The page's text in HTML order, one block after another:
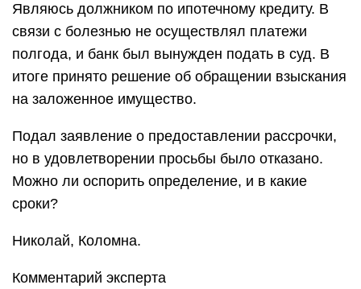
Являюсь должником по ипотечному кредиту. В
связи с болезнью не осуществлял платежи
полгода, и банк был вынужден подать в суд. В
итоге принято решение об обращении взыскания
на заложенное имущество.
Подал заявление о предоставлении рассрочки,
но в удовлетворении просьбы было отказано.
Можно ли оспорить определение, и в какие
сроки?
Николай, Коломна.
Комментарий эксперта